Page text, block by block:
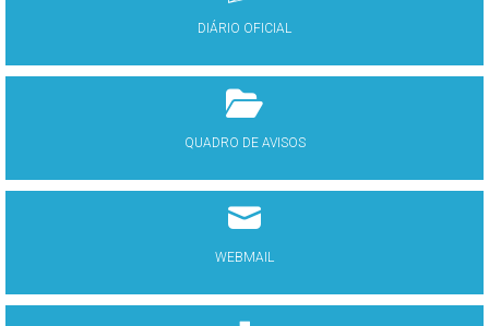
DIÁRIO OFICIAL
QUADRO DE AVISOS
WEBMAIL